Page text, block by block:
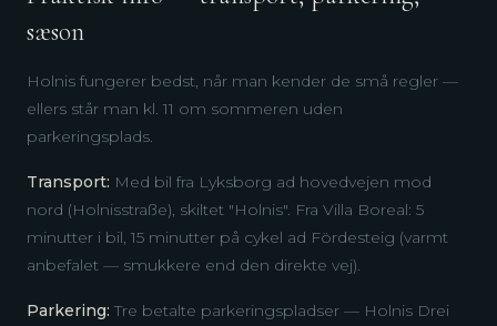
sæson
Holnis fungerer bedst, når man kender de små regler —
ellers står man kl. 11 om sommeren uden
parkeringsplads.
Transport: Med bil fra Lyksborg ad hovedvejen mod
nord (Holnisstraße), skiltet "Holnis". Fra Villa Boreal: 5
minutter i bil, 15 minutter på cykel ad Fördesteig (varmt
anbefalet — smukkere end den direkte vej).
Parkering: Tre betalte parkeringspladser — Holnis Drei